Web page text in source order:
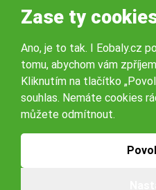
Naše pobočky:
Obchodní podmínky
Zase ty
Ano, je to tak. I Eobaly.cz
tomu, abychom vám
Kliknutím na tlačítko
souhlas. Nemáte cookies
můžete odmítnout.